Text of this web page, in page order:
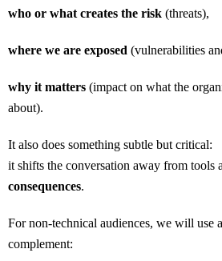
who or what creates the risk (threats),
where we are exposed (vulnerabilities
why it matters (impact on what the
about).
It also does something subtle but critical:
it shifts the conversation away from tools
consequences.
For non-technical audiences, we will use
complement: